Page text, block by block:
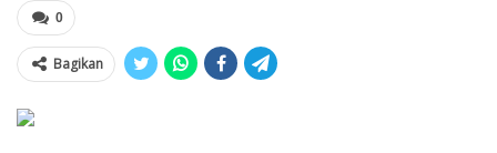
0
Bagikan